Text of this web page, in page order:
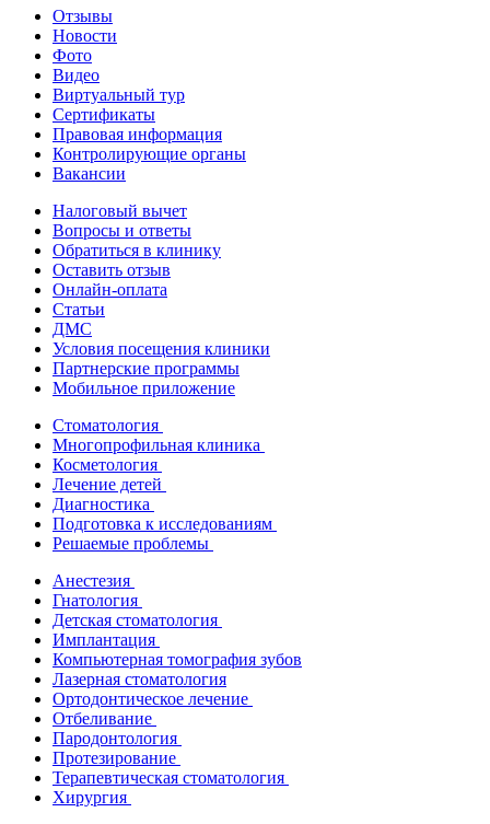
Отзывы
Новости
Фото
Видео
Виртуальный тур
Сертификаты
Правовая информация
Контролирующие органы
Вакансии
Налоговый вычет
Вопросы и ответы
Обратиться в клинику
Оставить отзыв
Онлайн-оплата
Статьи
ДМС
Условия посещения клиники
Партнерские программы
Мобильное приложение
Стоматология
Многопрофильная клиника
Косметология
Лечение детей
Диагностика
Подготовка к исследованиям
Решаемые проблемы
Анестезия
Гнатология
Детская стоматология
Имплантация
Компьютерная томография зубов
Лазерная стоматология
Ортодонтическое лечение
Отбеливание
Пародонтология
Протезирование
Терапевтическая стоматология
Хирургия